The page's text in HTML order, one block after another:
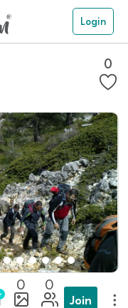
Login
0
0 0
Join